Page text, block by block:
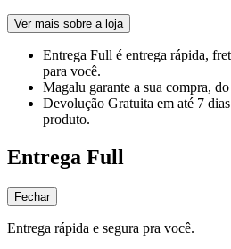
Ver mais sobre a loja
Entrega Full é entrega rápida,
para você.
Magalu garante a sua compra,
Devolução Gratuita em até 7
produto.
Entrega Full
Fechar
Entrega rápida e segura pra você.